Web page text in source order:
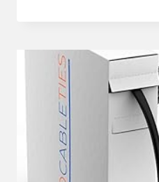
900
STÜCK,